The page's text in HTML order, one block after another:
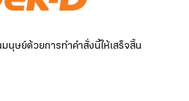
นุษย์ด้วยการทำคำสั่งนี้ให้เสร็จสิ้น